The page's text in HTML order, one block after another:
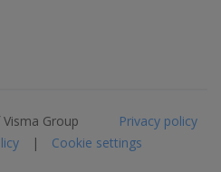
Group
Privacy policy
| Cookie settings